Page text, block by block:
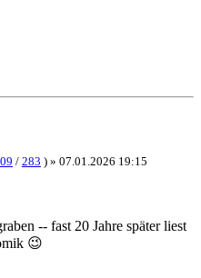
/ 283 ) » 07.01.2026 19:15
-- fast 20 Jahre später liest
😉